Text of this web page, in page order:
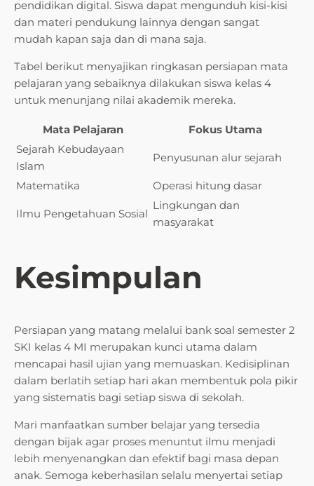
pendidikan digital. Siswa dapat mengunduh kisi-kisi
dan materi pendukung lainnya dengan sangat
mudah kapan saja dan di mana saja.
Tabel berikut menyajikan ringkasan persiapan mata
pelajaran yang sebaiknya dilakukan siswa kelas 4
untuk menunjang nilai akademik mereka.
Mata Pelajaran
Fokus Utama
Sejarah Kebudayaan
Islam
Penyusunan alur sejarah
Matematika Operasi hitung dasar
Ilmu Pengetahuan Sosial
Lingkungan dan
masyarakat
Kesimpulan
Persiapan yang matang melalui bank soal semester 2
SKI kelas 4 MI merupakan kunci utama dalam
mencapai hasil ujian yang memuaskan. Kedisiplinan
dalam berlatih setiap hari akan membentuk pola pikir
yang sistematis bagi setiap siswa di sekolah.
Mari manfaatkan sumber belajar yang tersedia
dengan bijak agar proses menuntut ilmu menjadi
lebih menyenangkan dan efektif bagi masa depan
anak. Semoga keberhasilan selalu menyertai setiap